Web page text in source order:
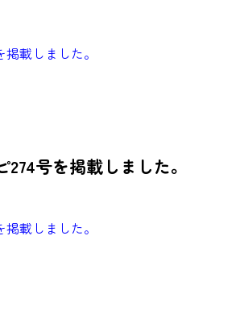
載しました。
号を掲載しました。
載しました。